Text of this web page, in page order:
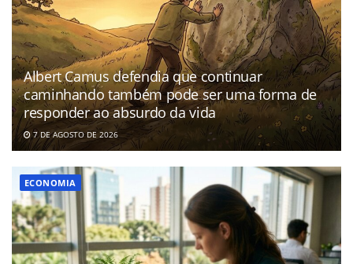
Albert Camus defendia que continuar
caminhando também pode ser uma forma de
responder ao absurdo da vida
7 DE AGOSTO DE 2026
ECONOMIA